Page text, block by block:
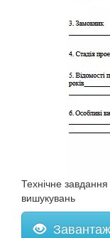
Технічне
вишукувань